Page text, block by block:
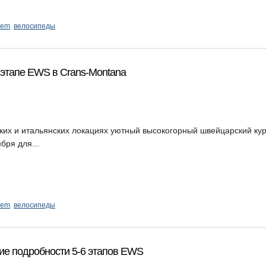
, велосипеды
EWS в Crans-Montana
и итальянских локациях уютный высокогорный швейцарский
для...
, велосипеды
подробности 5-6 этапов EWS